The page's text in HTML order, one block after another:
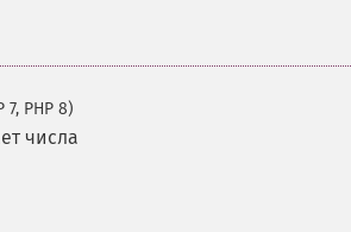
7, PHP 8)
числа